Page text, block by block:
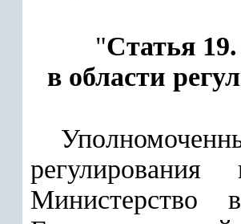
"Статья
в области
регулирования
Министерство